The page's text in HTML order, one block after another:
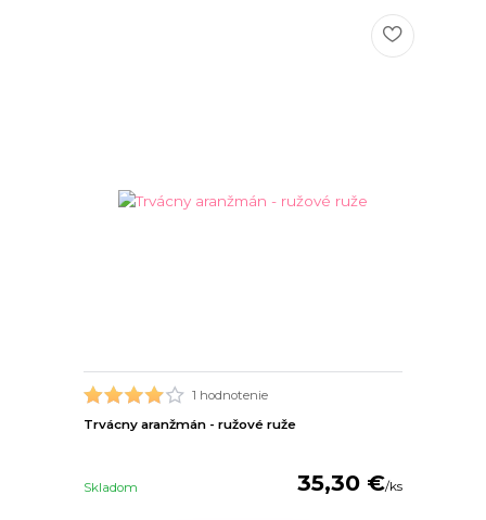
1 hodnotenie
Trvácny aranžmán - ružové ruže
35,30 €/ks
Skladom